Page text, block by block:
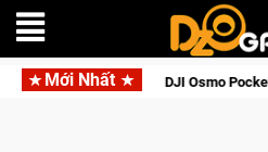
Mới Nhất
Pocket 3 Ngay Hôm Nay